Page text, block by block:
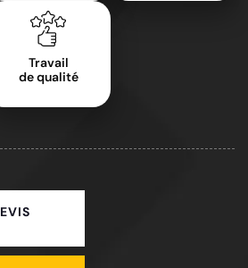
Travail
de qualité